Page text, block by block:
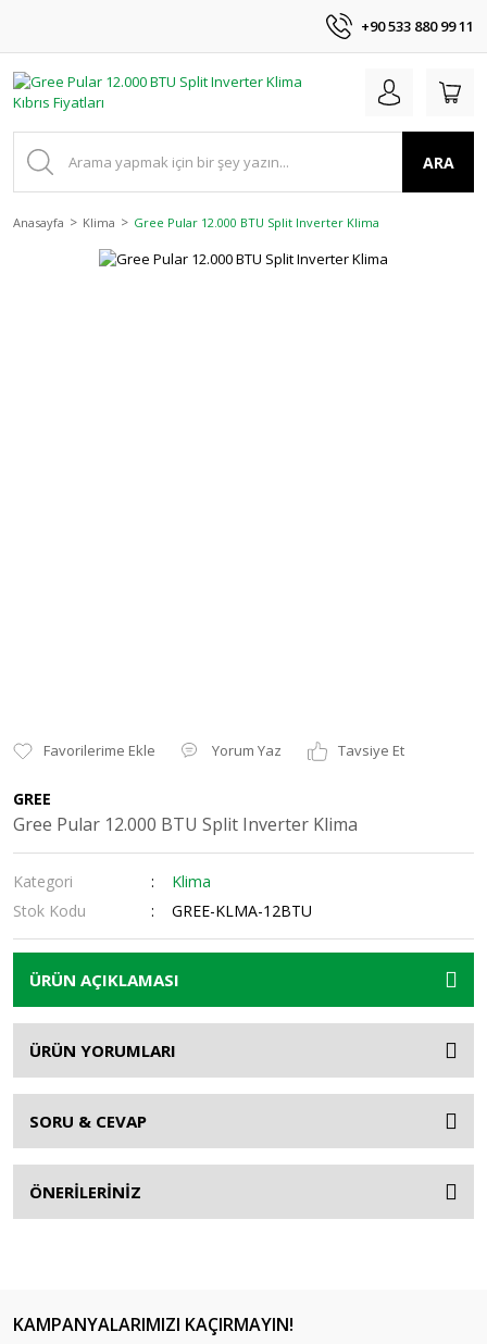
+90 533 880 99 11
ARA
Anasayfa Klima Gree Pular 12.000 BTU Split Inverter Klima
Yorum Yaz Tavsiye Et
GREE
Gree Pular 12.000 BTU Split Inverter Klima
Kategori
Klima
Stok Kodu
GREE-KLMA-12BTU
ÜRÜN AÇIKLAMASI
ÜRÜN YORUMLARI
SORU & CEVAP
ÖNERİLERİNİZ
KAMPANYALARIMIZI KAÇIRMAYIN!